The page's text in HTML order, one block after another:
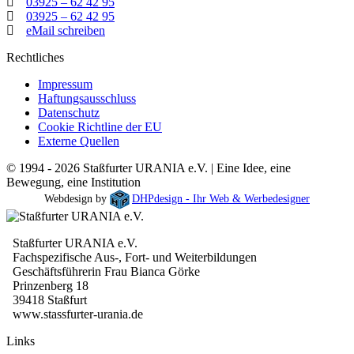
03925 – 62 42 95
eMail schreiben
Rechtliches
Impressum
Haftungsausschluss
Datenschutz
Cookie Richtline der EU
Externe Quellen
© 1994 - 2026 Staßfurter URANIA e.V. | Eine Idee, eine
Bewegung, eine Institution
Webdesign by DHPdesign - Ihr Web & Werbedesigner
Staßfurter URANIA e.V.
Fachspezifische Aus-, Fort- und Weiterbildungen
Geschäftsführerin Frau Bianca Görke
Prinzenberg 18
39418 Staßfurt
www.stassfurter-urania.de
Links